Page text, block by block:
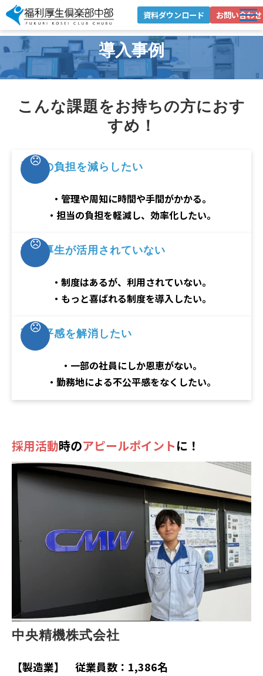
資料ダウンロード お問い合わせ
選ばれる理由
サービス紹介
お役立ちブログ
お役立ち資料
企業情報
導入事例
こんな課題をお持ちの方におす
すめ！
運用の負担を減らしたい
・管理や周知に時間や手間がかかる。
・担当の負担を軽減し、効率化したい。
福利厚生が活用されていない
・制度はあるが、利用されていない。
・もっと喜ばれる制度を導入したい。
不公平感を解消したい
・一部の社員にしか恩恵がない。
・勤務地による不公平感をなくしたい。
採用活動時のアピールポイントに！
中央精機株式会社
【製造業】 従業員数：1,386名